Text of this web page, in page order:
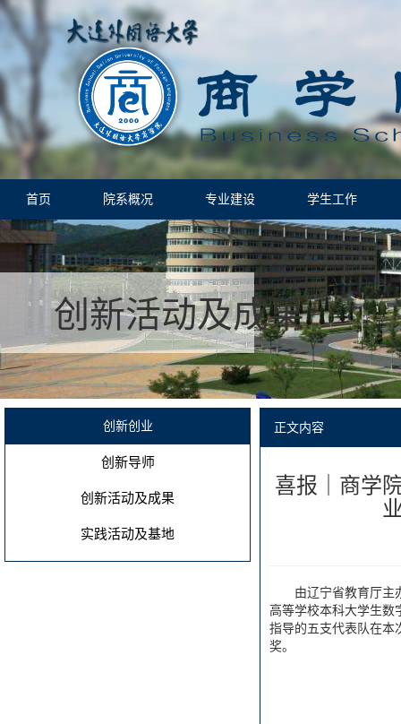
首页 院系概况 专业建设 学生工作
创新活动及成果
创新创业
创新导师
创新活动及成果
实践活动及基地
正文内容
喜报｜商学
由辽宁省教育厅主
高等学校本科大学生数
指导的五支代表队在本
奖。